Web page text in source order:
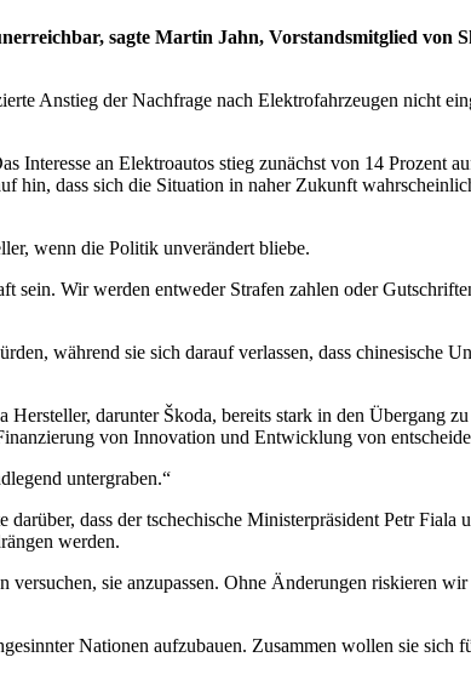
sagte Martin Jahn, Vorstandsmitglied von
Anstieg der Nachfrage nach Elektrofahrzeugen nicht
Interesse an Elektroautos stieg zunächst von 14 Prozent
hin, dass sich die Situation in naher Zukunft
wenn die Politik unverändert bliebe.
Wir werden entweder Strafen zahlen oder
während sie sich darauf verlassen, dass chinesische
darunter Škoda, bereits stark in den Übergang
von Innovation und Entwicklung von
untergraben.“
darüber, dass der tschechische Ministerpräsident Petr
werden.
sie anzupassen. Ohne Änderungen riskieren
Nationen aufzubauen. Zusammen wollen sie sich